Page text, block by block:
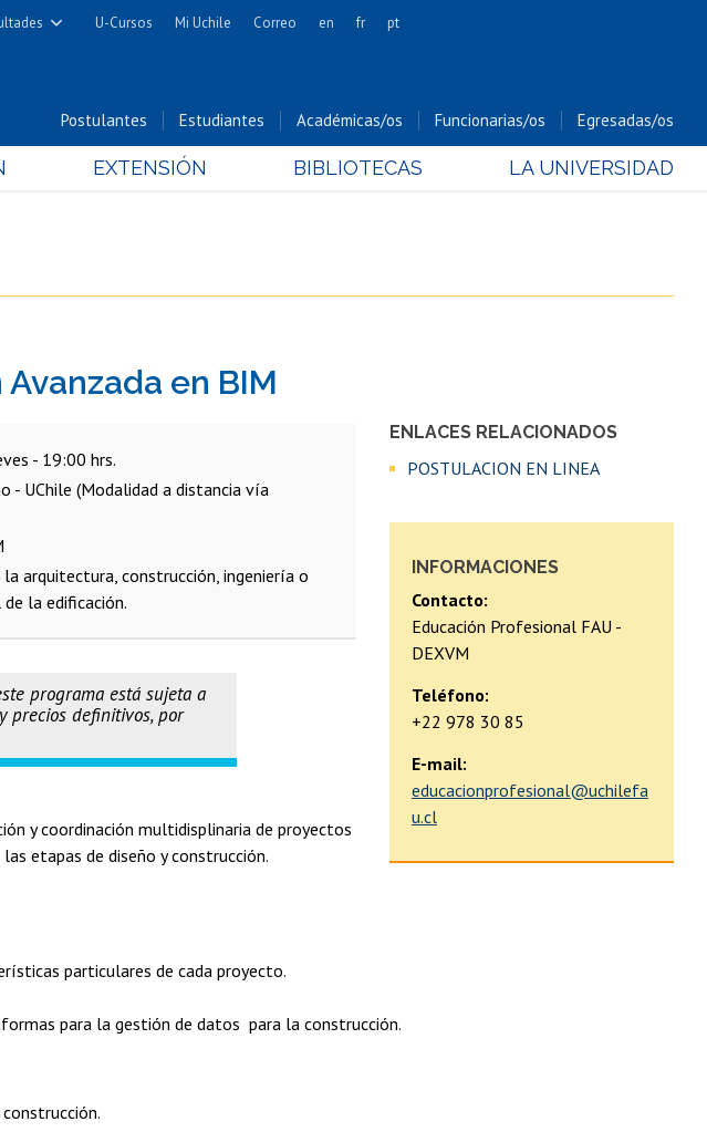
Cs. Físicas y Matemáticas
Cs. Forestales y Conservación
Químicas y Farmacéuticas
Cs. Sociales
Nutrición y Tecnología de
U-Cursos Mi Uchile Correo en fr pt
Postulantes Estudiantes Académicas/os Funcionarias/os Egresadas/os
EXTENSIÓN BIBLIOTECAS LA UNIVERSIDAD
en BIM
ENLACES RELACIONADOS
POSTULACION EN LINEA
INFORMACIONES
Contacto:
Educación Profesional FAU -
DEXVM
Teléfono:
+22 978 30 85
E-mail:
educacionprofesional@uchilefa
u.cl
- 19:00 hrs.
- UChile (Modalidad a distancia vía
arquitectura, construcción, ingeniería o
la edificación.
programa está sujeta a
precios definitivos, por
y coordinación multidisplinaria de proyectos
etapas de diseño y construcción.
particulares de cada proyecto.
para la gestión de datos para la construcción.